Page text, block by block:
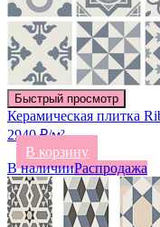
Быстрый просмотр
Керамическая плитка
2940 ₽/м²
В корзину
В наличииРаспродажа